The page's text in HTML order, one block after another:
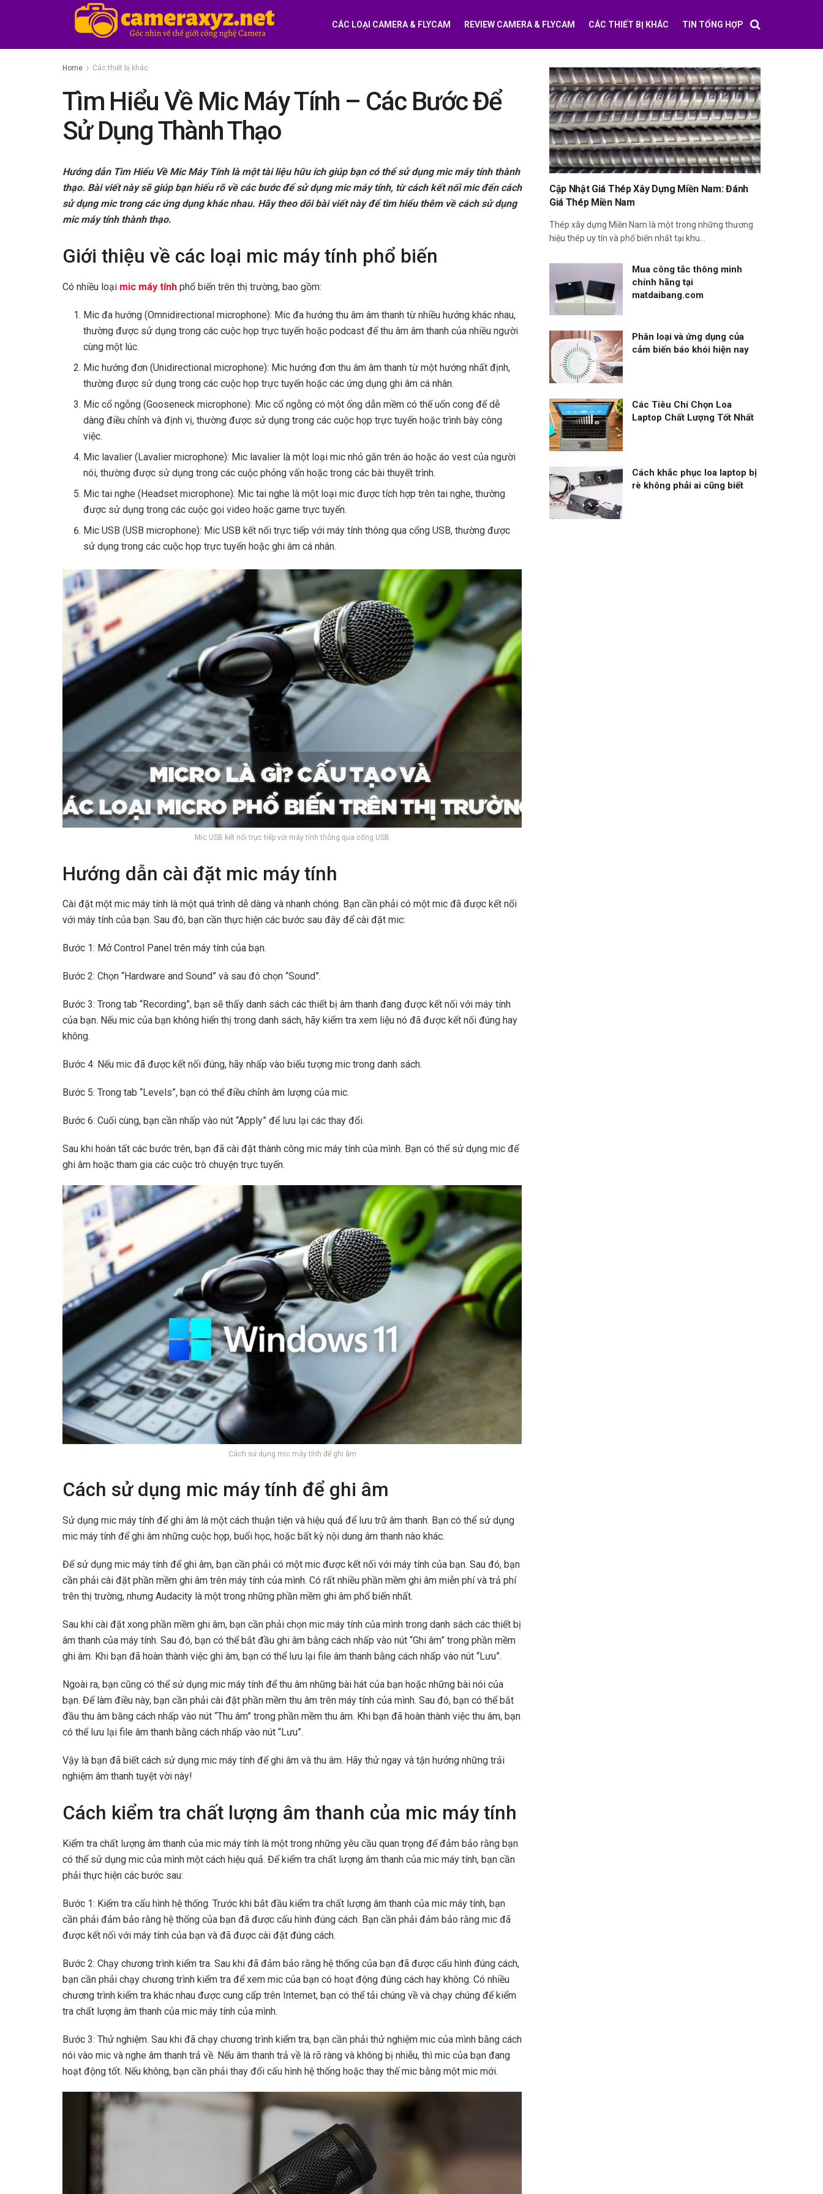
CÁC LOẠI CAMERA & FLYCAM REVIEW CAMERA & FLYCAM CÁC THIẾT BỊ KHÁC TIN TỔNG HỢP
Home Các thiết bị khác
Tìm Hiểu Về Mic Máy Tính – Các Bước Để
Sử Dụng Thành Thạo
Hướng dẫn Tìm Hiểu Về Mic Máy Tính là một tài liệu hữu ích giúp bạn có thể sử dụng mic máy tính thành
thạo. Bài viết này sẽ giúp bạn hiểu rõ về các bước để sử dụng mic máy tính, từ cách kết nối mic đến cách
sử dụng mic trong các ứng dụng khác nhau. Hãy theo dõi bài viết này để tìm hiểu thêm về cách sử dụng
mic máy tính thành thạo.
Giới thiệu về các loại mic máy tính phổ biến
Có nhiều loại mic máy tính phổ biến trên thị trường, bao gồm:
Mic đa hướng (Omnidirectional microphone): Mic đa hướng thu âm âm thanh từ nhiều hướng khác nhau,
thường được sử dụng trong các cuộc họp trực tuyến hoặc podcast để thu âm âm thanh của nhiều người
cùng một lúc.
Mic hướng đơn (Unidirectional microphone): Mic hướng đơn thu âm âm thanh từ một hướng nhất định,
thường được sử dụng trong các cuộc họp trực tuyến hoặc các ứng dụng ghi âm cá nhân.
Mic cổ ngỗng (Gooseneck microphone): Mic cổ ngỗng có một ống dẫn mềm có thể uốn cong để dễ
dàng điều chỉnh và định vị, thường được sử dụng trong các cuộc họp trực tuyến hoặc trình bày công
việc.
Mic lavalier (Lavalier microphone): Mic lavalier là một loại mic nhỏ gắn trên áo hoặc áo vest của người
nói, thường được sử dụng trong các cuộc phỏng vấn hoặc trong các bài thuyết trình.
Mic tai nghe (Headset microphone): Mic tai nghe là một loại mic được tích hợp trên tai nghe, thường
được sử dụng trong các cuộc gọi video hoặc game trực tuyến.
Mic USB (USB microphone): Mic USB kết nối trực tiếp với máy tính thông qua cổng USB, thường được
sử dụng trong các cuộc họp trực tuyến hoặc ghi âm cá nhân.
Mic USB kết nối trực tiếp với máy tính thông qua cổng USB
Hướng dẫn cài đặt mic máy tính
Cài đặt một mic máy tính là một quá trình dễ dàng và nhanh chóng. Bạn cần phải có một mic đã được kết nối
với máy tính của bạn. Sau đó, bạn cần thực hiện các bước sau đây để cài đặt mic:
Bước 1: Mở Control Panel trên máy tính của bạn.
Bước 2: Chọn “Hardware and Sound” và sau đó chọn “Sound”.
Bước 3: Trong tab “Recording”, bạn sẽ thấy danh sách các thiết bị âm thanh đang được kết nối với máy tính
của bạn. Nếu mic của bạn không hiển thị trong danh sách, hãy kiểm tra xem liệu nó đã được kết nối đúng hay
không.
Bước 4: Nếu mic đã được kết nối đúng, hãy nhấp vào biểu tượng mic trong danh sách.
Bước 5: Trong tab “Levels”, bạn có thể điều chỉnh âm lượng của mic.
Bước 6: Cuối cùng, bạn cần nhấp vào nút “Apply” để lưu lại các thay đổi.
Sau khi hoàn tất các bước trên, bạn đã cài đặt thành công mic máy tính của mình. Bạn có thể sử dụng mic để
ghi âm hoặc tham gia các cuộc trò chuyện trực tuyến.
Cách sử dụng mic máy tính để ghi âm
Cách sử dụng mic máy tính để ghi âm
Sử dụng mic máy tính để ghi âm là một cách thuận tiện và hiệu quả để lưu trữ âm thanh. Bạn có thể sử dụng
mic máy tính để ghi âm những cuộc họp, buổi học, hoặc bất kỳ nội dung âm thanh nào khác.
Để sử dụng mic máy tính để ghi âm, bạn cần phải có một mic được kết nối với máy tính của bạn. Sau đó, bạn
cần phải cài đặt phần mềm ghi âm trên máy tính của mình. Có rất nhiều phần mềm ghi âm miễn phí và trả phí
trên thị trường, nhưng Audacity là một trong những phần mềm ghi âm phổ biến nhất.
Sau khi cài đặt xong phần mềm ghi âm, bạn cần phải chọn mic máy tính của mình trong danh sách các thiết bị
âm thanh của máy tính. Sau đó, bạn có thể bắt đầu ghi âm bằng cách nhấp vào nút “Ghi âm” trong phần mềm
ghi âm. Khi bạn đã hoàn thành việc ghi âm, bạn có thể lưu lại file âm thanh bằng cách nhấp vào nút “Lưu”.
Ngoài ra, bạn cũng có thể sử dụng mic máy tính để thu âm những bài hát của bạn hoặc những bài nói của
bạn. Để làm điều này, bạn cần phải cài đặt phần mềm thu âm trên máy tính của mình. Sau đó, bạn có thể bắt
đầu thu âm bằng cách nhấp vào nút “Thu âm” trong phần mềm thu âm. Khi bạn đã hoàn thành việc thu âm, bạn
có thể lưu lại file âm thanh bằng cách nhấp vào nút “Lưu”.
Vậy là bạn đã biết cách sử dụng mic máy tính để ghi âm và thu âm. Hãy thử ngay và tận hưởng những trải
nghiệm âm thanh tuyệt vời này!
Cách kiểm tra chất lượng âm thanh của mic máy tính
Kiểm tra chất lượng âm thanh của mic máy tính là một trong những yêu cầu quan trọng để đảm bảo rằng bạn
có thể sử dụng mic của mình một cách hiệu quả. Để kiểm tra chất lượng âm thanh của mic máy tính, bạn cần
phải thực hiện các bước sau:
Bước 1: Kiểm tra cấu hình hệ thống. Trước khi bắt đầu kiểm tra chất lượng âm thanh của mic máy tính, bạn
cần phải đảm bảo rằng hệ thống của bạn đã được cấu hình đúng cách. Bạn cần phải đảm bảo rằng mic đã
được kết nối với máy tính của bạn và đã được cài đặt đúng cách.
Bước 2: Chạy chương trình kiểm tra. Sau khi đã đảm bảo rằng hệ thống của bạn đã được cấu hình đúng cách,
bạn cần phải chạy chương trình kiểm tra để xem mic của bạn có hoạt động đúng cách hay không. Có nhiều
chương trình kiểm tra khác nhau được cung cấp trên Internet, bạn có thể tải chúng về và chạy chúng để kiểm
tra chất lượng âm thanh của mic máy tính của mình.
Bước 3: Thử nghiệm. Sau khi đã chạy chương trình kiểm tra, bạn cần phải thử nghiệm mic của mình bằng cách
nói vào mic và nghe âm thanh trả về. Nếu âm thanh trả về là rõ ràng và không bị nhiễu, thì mic của bạn đang
hoạt động tốt. Nếu không, bạn cần phải thay đổi cấu hình hệ thống hoặc thay thế mic bằng một mic mới.
Cập Nhật Giá Thép Xây Dựng Miền Nam: Đánh
Giá Thép Miền Nam
Thép xây dựng Miền Nam là một trong những thương
hiệu thép uy tín và phổ biến nhất tại khu...
Mua công tắc thông minh
chính hãng tại
matdaibang.com
Phân loại và ứng dụng của
cảm biến báo khói hiện nay
Các Tiêu Chí Chọn Loa
Laptop Chất Lượng Tốt Nhất
Cách khắc phục loa laptop bị
rè không phải ai cũng biết